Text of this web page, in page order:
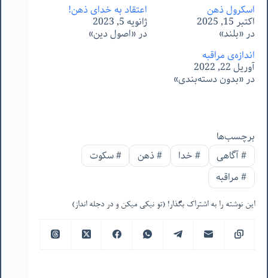
اسکرول ذهن
اکتبر 15, 2025
در «بلند»
اعتقاد به خدای ذهن!
ژانویه 5, 2023
در «اصول دین»
اندازه‌ی مراقبه
آوریل 22, 2022
در «بدون دسته‌بندی»
برچسب‌ها
#آگاهی #خدا #ذهن #سکوت
#مراقبه
این نوشته را به اشتراک بگذار! (تو نیکی میکن و در دجله انداز)